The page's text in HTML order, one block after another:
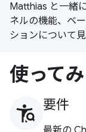
Matthias と一緒
ネルの機能、ベ
ションについて
使って
要件